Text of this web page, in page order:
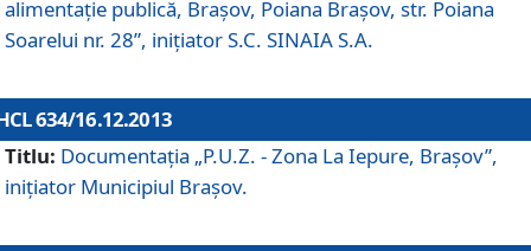
alimentaţie publică, Braşov, Poiana Braşov, str. Poiana
Soarelui nr. 28”, iniţiator S.C. SINAIA S.A.
634/16.12.2013
Titlu: Documentaţia „P.U.Z. - Zona La Iepure, Braşov”,
iniţiator Municipiul Braşov.